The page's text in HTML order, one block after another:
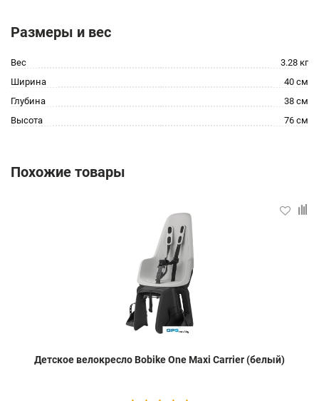
Размеры и вес
Вес
3.28 кг
Ширина
40 см
Глубина
38 см
Высота
76 см
Похожие товары
Детское велокресло Bobike One Maxi Carrier (белый)